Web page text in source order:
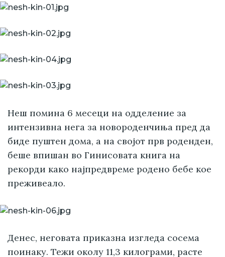
Неш помина 6 месеци на одделение за
интензивна нега за новороденчиња пред да
биде пуштен дома, а на својот прв роденден,
беше впишан во Гинисовата книга на
рекорди како најпредвреме родено бебе кое
преживеало.
Денес, неговата приказна изгледа сосема
поинаку. Тежи околу 11,3 килограми, расте